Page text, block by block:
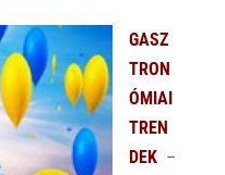
GASZ
TRON
ÓMIAI
TREN
DEK–